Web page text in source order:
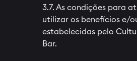
3.7. As condições para
utilizar os benefícios e/
estabelecidas pelo
Bar.